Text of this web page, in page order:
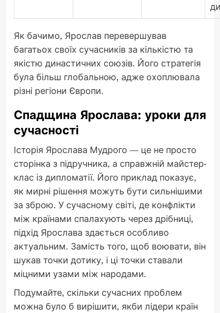
Як бачимо, Ярослав перевершував
багатьох своїх сучасників за кількістю та
якістю династичних союзів. Його стратегія
була більш глобальною, адже охоплювала
різні регіони Європи.
Спадщина Ярослава: уроки для
сучасності
Історія Ярослава Мудрого — це не просто
сторінка з підручника, а справжній майстер-
клас із дипломатії. Його приклад показує,
як мирні рішення можуть бути сильнішими
за зброю. У сучасному світі, де конфлікти
між країнами спалахують через дрібниці,
підхід Ярослава здається особливо
актуальним. Замість того, щоб воювати, він
шукав точки дотику, і ці точки ставали
міцними узами між народами.
Подумайте, скільки сучасних проблем
можна було б вирішити, якби лідери країн